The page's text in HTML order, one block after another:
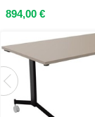
894,00 €